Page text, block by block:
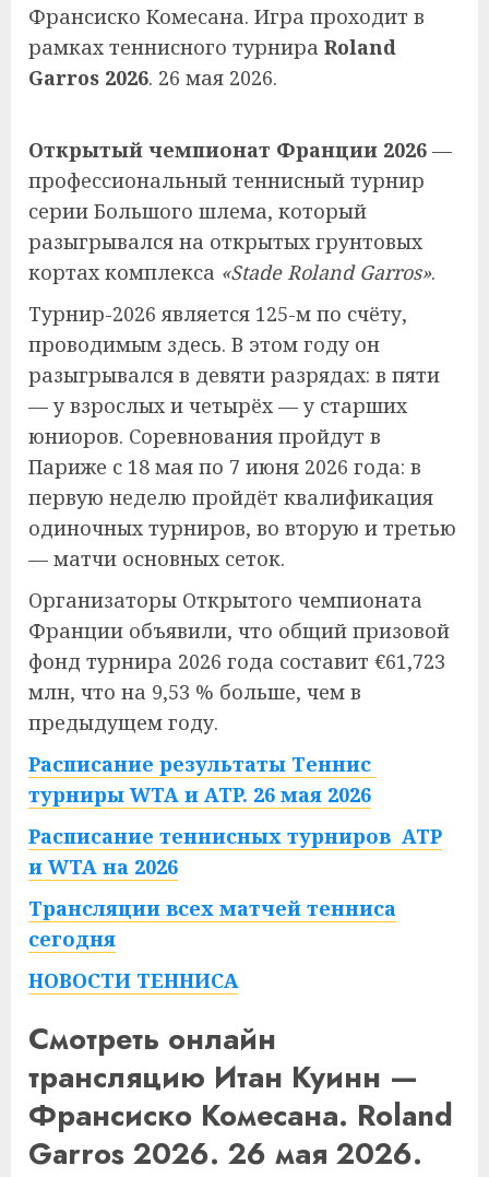
Франсиско Комесана. Игра проходит в
рамках теннисного турнира Roland
Garros 2026. 26 мая 2026.
Открытый чемпионат Франции 2026 —
профессиональный теннисный турнир
серии Большого шлема, который
разыгрывался на открытых грунтовых
кортах комплекса «Stade Roland Garros».
Турнир-2026 является 125-м по счёту,
проводимым здесь. В этом году он
разыгрывался в девяти разрядах: в пяти
— у взрослых и четырёх — у старших
юниоров. Соревнования пройдут в
Париже с 18 мая по 7 июня 2026 года: в
первую неделю пройдёт квалификация
одиночных турниров, во вторую и третью
— матчи основных сеток.
Организаторы Открытого чемпионата
Франции объявили, что общий призовой
фонд турнира 2026 года составит €61,723
млн, что на 9,53 % больше, чем в
предыдущем году.
Расписание результаты Теннис
турниры WTA и ATP. 26 мая 2026
Расписание теннисных турниров ATP
и WTA на 2026
Трансляции всех матчей тенниса
сегодня
НОВОСТИ ТЕННИСА
Смотреть онлайн
трансляцию Итан Куинн —
Франсиско Комесана. Roland
Garros 2026. 26 мая 2026.